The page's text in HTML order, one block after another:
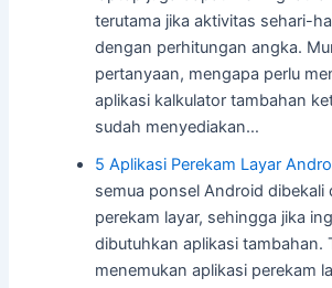
terutama jika aktivitas sehari-
dengan perhitungan angka.
pertanyaan, mengapa perlu
aplikasi kalkulator tambahan
sudah menyediakan…
5 Aplikasi Perekam Layar
semua ponsel Android dibekali
perekam layar, sehingga jika
dibutuhkan aplikasi tambahan.
menemukan aplikasi perekam